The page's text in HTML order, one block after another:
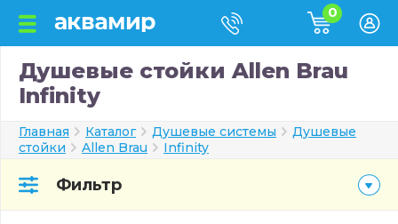
0
Душевые стойки Allen Brau
Infinity
Главная Каталог Душевые системы
Душевые
стойки
Allen Brau Infinity
Фильтр